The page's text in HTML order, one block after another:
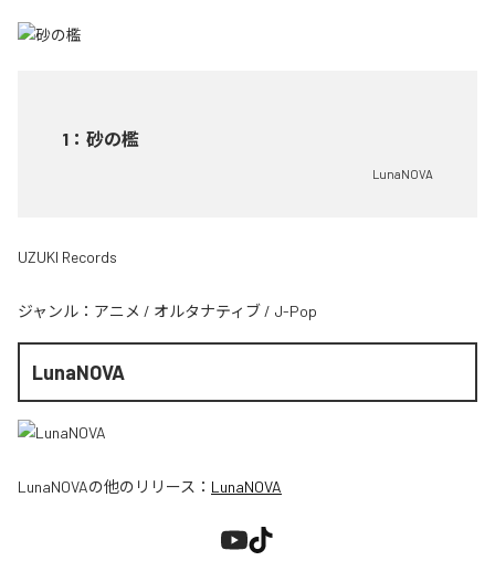
1 ： 砂の檻
LunaNOVA
UZUKI Records
ジャンル： アニメ / オルタナティブ / J-Pop
LunaNOVA
LunaNOVAの他のリリース： LunaNOVA